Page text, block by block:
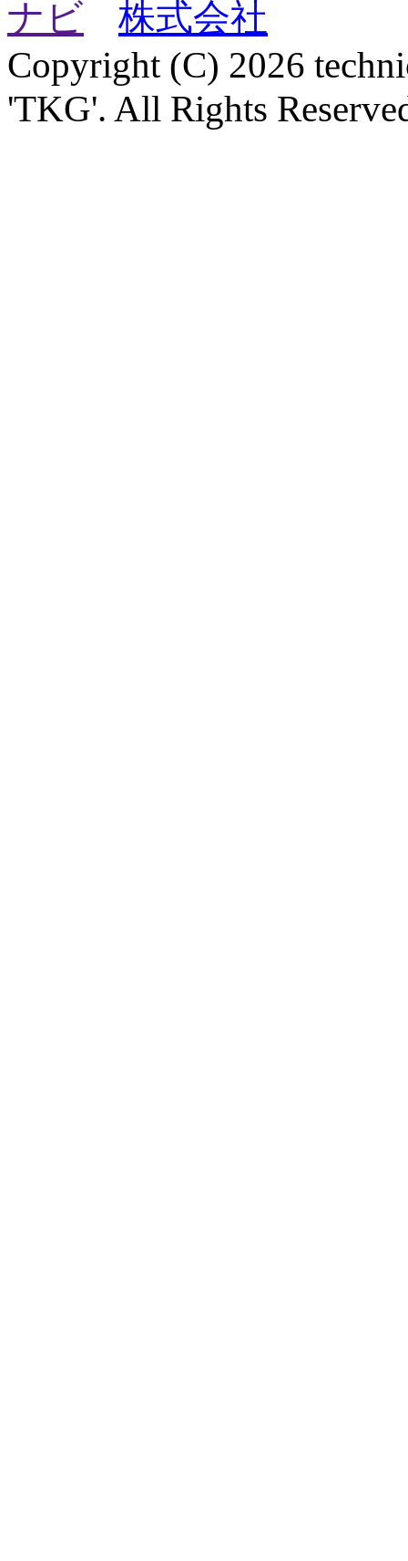
Copyright (C) 2026
'TKG'. All Rights